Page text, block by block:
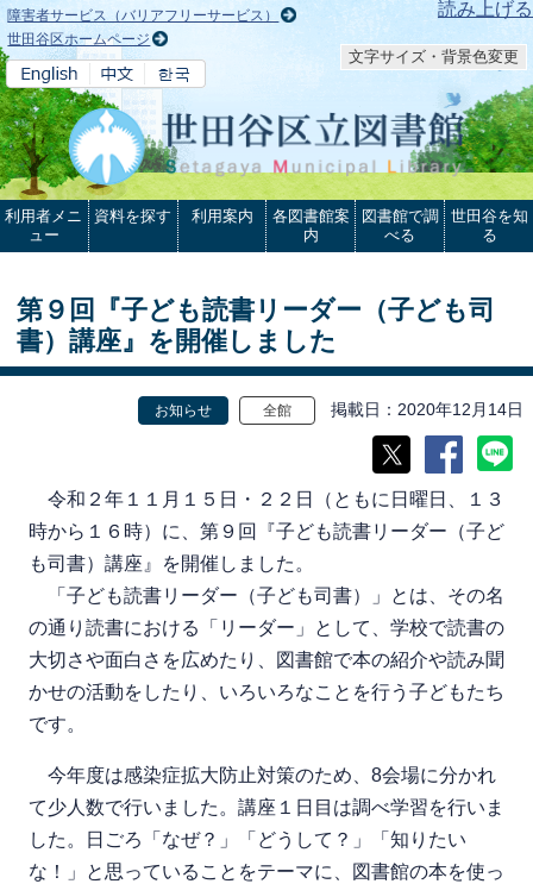
本文へ 読み上げる
障害者サービス（バリアフリーサービス）
世田谷区ホームページ
文字サイズ・背景色変更
利用者メニ
ュー
資料を探す 利用案内
各図書館案
内
図書館で調
べる
世田谷を知
る
第９回『子ども読書リーダー（子ども司
書）講座』を開催しました
お知らせ 全館 掲載日 2020年12月14日
令和２年１１月１５日・２２日（ともに日曜日、１３
時から１６時）に、第９回『子ども読書リーダー（子ど
も司書）講座』を開催しました。
「子ども読書リーダー（子ども司書）」とは、その名
の通り読書における「リーダー」として、学校で読書の
大切さや面白さを広めたり、図書館で本の紹介や読み聞
かせの活動をしたり、いろいろなことを行う子どもたち
です。
今年度は感染症拡大防止対策のため、8会場に分かれ
て少人数で行いました。講座１日目は調べ学習を行いま
した。日ごろ「なぜ？」「どうして？」「知りたい
な！」と思っていることをテーマに、図書館の本を使っ